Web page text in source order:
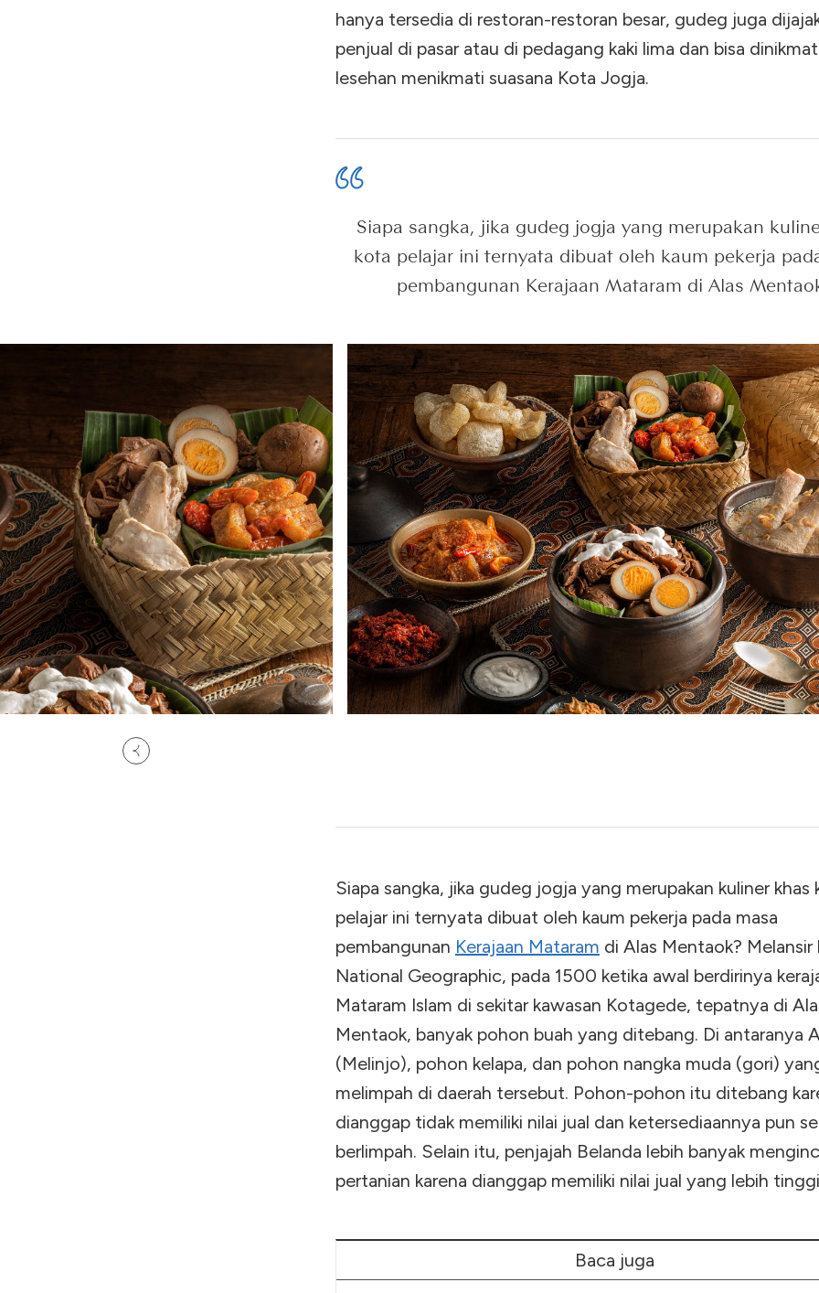
hanya tersedia di restoran-restoran besar, gudeg juga
penjual di pasar atau di pedagang kaki lima dan bisa
lesehan menikmati suasana Kota Jogja.
Siapa sangka, jika gudeg jogja yang merupakan
kota pelajar ini ternyata dibuat oleh kaum pekerja
pembangunan Kerajaan Mataram di Alas
Siapa sangka, jika gudeg jogja yang merupakan kuliner khas
pelajar ini ternyata dibuat oleh kaum pekerja pada masa
pembangunan Kerajaan Mataram di Alas Mentaok? Melansir
National Geographic, pada 1500 ketika awal berdirinya
Mataram Islam di sekitar kawasan Kotagede, tepatnya di
Mentaok, banyak pohon buah yang ditebang. Di antaranya
(Melinjo), pohon kelapa, dan pohon nangka muda (gori)
melimpah di daerah tersebut. Pohon-pohon itu ditebang
dianggap tidak memiliki nilai jual dan ketersediaannya pun
berlimpah. Selain itu, penjajah Belanda lebih banyak
pertanian karena dianggap memiliki nilai jual yang lebih
Baca juga